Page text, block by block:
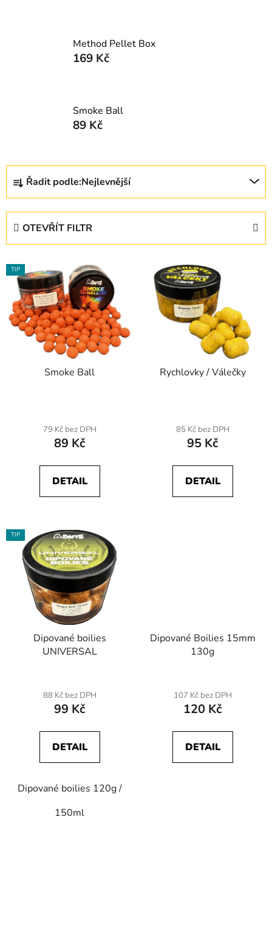
Method Pellet Box
169 Kč
Smoke Ball
89 Kč
Ř
z
p
o
d
u
Řadit podle:Nejlevnější
OTEVŘÍT FILTR
V
ý
p
i
s
TIP
Smoke Ball
79 Kč bez DPH
89 Kč
DETAIL
Rychlovky / Válečky
85 Kč bez DPH
95 Kč
DETAIL
TIP
Dipované boilies
UNIVERSAL
88 Kč bez DPH
99 Kč
DETAIL
Dipované boilies 120g /
150ml
Dipované Boilies 15mm
130g
107 Kč bez DPH
120 Kč
DETAIL